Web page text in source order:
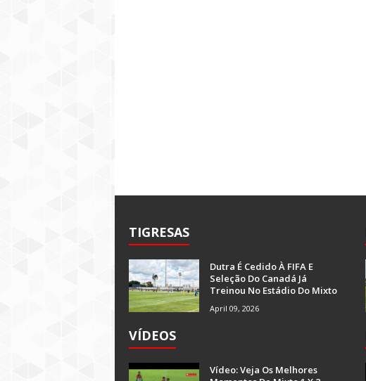
TIGRESAS
Dutra É Cedido À FIFA E
Seleção Do Canadá Já
Treinou No Estádio Do Mixto
April 09, 2026
VÍDEOS
Vídeo: Veja Os Melhores